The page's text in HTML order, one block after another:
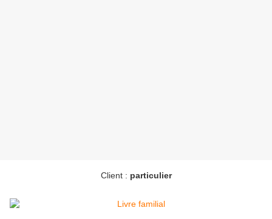
Client : particulier